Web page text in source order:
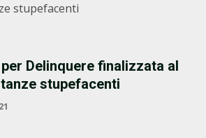
stupefacenti
Delinquere finalizzata al
stupefacenti